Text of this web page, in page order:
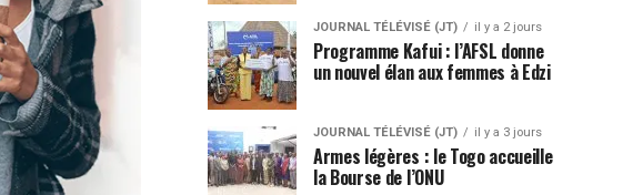
JOURNAL TÉLÉVISÉ (JT) il y a 2 jours
Programme Kafui : l’AFSL donne
un nouvel élan aux femmes à Edzi
JOURNAL TÉLÉVISÉ (JT) il y a 3 jours
Armes légères : le Togo accueille
la Bourse de l’ONU